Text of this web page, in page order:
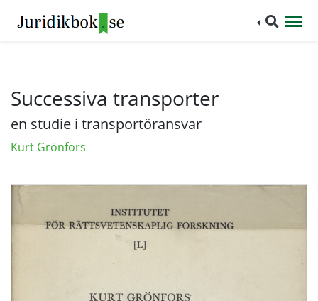
Successiva transporter
en studie i transportöransvar
Kurt Grönfors